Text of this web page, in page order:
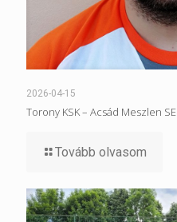
2026-04-15
Torony KSK – Acsád Meszlen SE
Tovább olvasom